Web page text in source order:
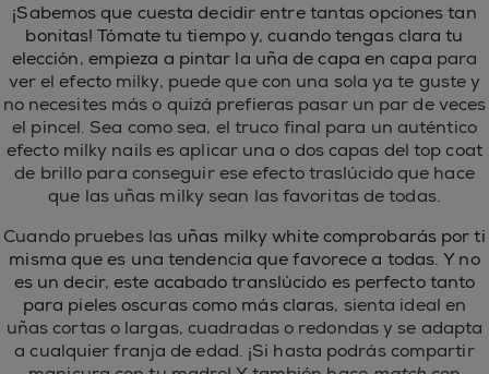
¡Sabemos que cuesta decidir entre tantas opciones tan
bonitas! Tómate tu tiempo y, cuando tengas clara tu
elección, empieza a pintar la uña de capa en capa para
ver el efecto milky, puede que con una sola ya te guste y
no necesites más o quizá prefieras pasar un par de veces
el pincel. Sea como sea, el truco final para un auténtico
efecto milky nails es aplicar una o dos capas del top coat
de brillo para conseguir ese efecto traslúcido que hace
que las uñas milky sean las favoritas de todas.
Cuando pruebes las uñas milky white comprobarás por ti
misma que es una tendencia que favorece a todas. Y no
es un decir, este acabado translúcido es perfecto tanto
para pieles oscuras como más claras, sienta ideal en
uñas cortas o largas, cuadradas o redondas y se adapta
a cualquier franja de edad. ¡Si hasta podrás compartir